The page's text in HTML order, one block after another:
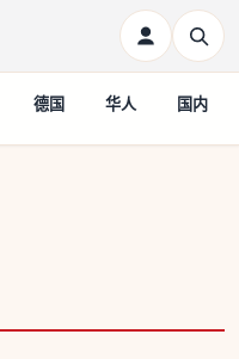
德国 华人 国内